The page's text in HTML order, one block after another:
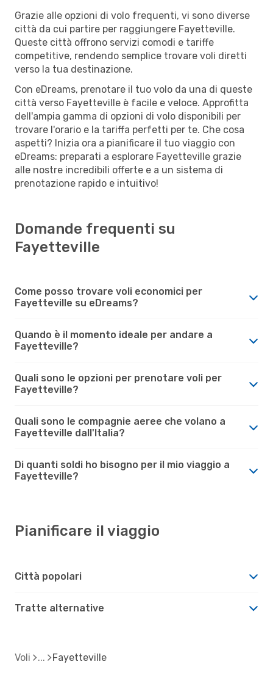
Grazie alle opzioni di volo frequenti, vi sono diverse
città da cui partire per raggiungere Fayetteville.
Queste città offrono servizi comodi e tariffe
competitive, rendendo semplice trovare voli diretti
verso la tua destinazione.
Con eDreams, prenotare il tuo volo da una di queste
città verso Fayetteville è facile e veloce. Approfitta
dell'ampia gamma di opzioni di volo disponibili per
trovare l'orario e la tariffa perfetti per te. Che cosa
aspetti? Inizia ora a pianificare il tuo viaggio con
eDreams: preparati a esplorare Fayetteville grazie
alle nostre incredibili offerte e a un sistema di
prenotazione rapido e intuitivo!
Domande frequenti su
Fayetteville
Come posso trovare voli economici per
Fayetteville su eDreams?
Quando è il momento ideale per andare a
Fayetteville?
Quali sono le opzioni per prenotare voli per
Fayetteville?
Quali sono le compagnie aeree che volano a
Fayetteville dall'Italia?
Di quanti soldi ho bisogno per il mio viaggio a
Fayetteville?
Pianificare il viaggio
Città popolari
Tratte alternative
Voli Fayetteville